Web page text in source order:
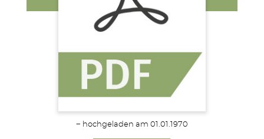
− hochgeladen am 01.01.1970